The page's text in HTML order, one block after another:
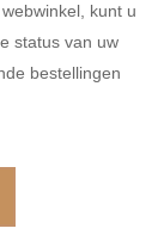
kunt u
status van uw
bestellingen